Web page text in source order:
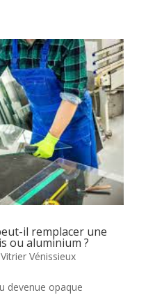
il remplacer une
ou aluminium ?
Vitrier Vénissieux
devenue opaque